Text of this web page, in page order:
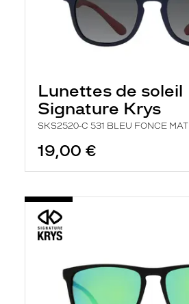
Lunettes de soleil
Signature Krys
SKS2520-C 531 BLEU FONCE MAT
19,00 €